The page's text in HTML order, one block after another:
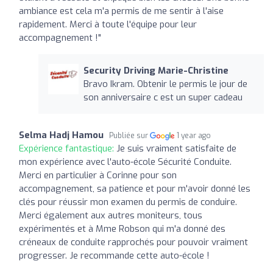
ambiance est cela m'a permis de me sentir à l'aise
rapidement. Merci à toute l'équipe pour leur
accompagnement !"
Security Driving Marie-Christine
Bravo Ikram. Obtenir le permis le jour de
son anniversaire c est un super cadeau
Selma Hadj Hamou Publiée sur 1 year ago
Expérience fantastique: Je suis vraiment satisfaite de
mon expérience avec l'auto-école Sécurité Conduite.
Merci en particulier à Corinne pour son
accompagnement, sa patience et pour m'avoir donné les
clés pour réussir mon examen du permis de conduire.
Merci également aux autres moniteurs, tous
expérimentés et à Mme Robson qui m'a donné des
créneaux de conduite rapprochés pour pouvoir vraiment
progresser. Je recommande cette auto-école !